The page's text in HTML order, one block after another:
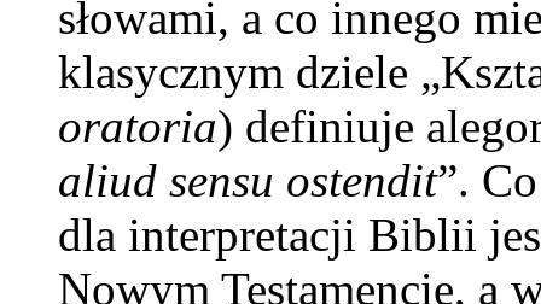
słowami, a co innego
klasycznym dziele
oratoria) definiuje
aliud sensu ostendit”.
dla interpretacji Biblii
Nowym Testamencie, a